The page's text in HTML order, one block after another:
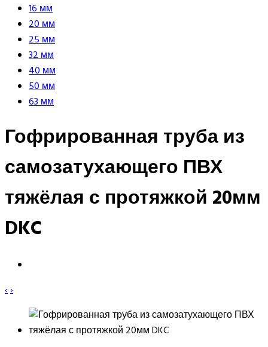
16 мм
20 мм
25 мм
32 мм
40 мм
50 мм
63 мм
Гофрированная труба из
самозатухающего ПВХ
тяжёлая с протяжкой 20мм
DKC
‹›